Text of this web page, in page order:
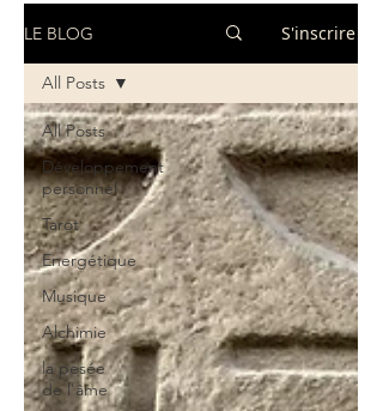
LE BLOG S'inscrire
All Posts
Développement
personnel
Tarot
Energétique
Musique
Alchimie
la pesée
de l'âme
All Posts